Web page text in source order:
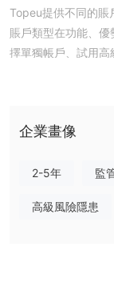
Topeu提供不同的賬
賬戶類型在功能、
擇單獨帳戶、試用
助。
Topeu作為一家未
戶資金安全以及缺
企業畫像
2-5年 監
高級風險隱患